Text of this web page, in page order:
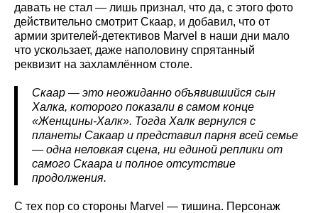
давать не стал — лишь признал, что да, с этого фото
действительно смотрит Скаар, и добавил, что от
армии зрителей-детективов Marvel в наши дни мало
что ускользает, даже наполовину спрятанный
реквизит на захламлённом столе.
Скаар — это неожиданно объявившийся сын
Халка, которого показали в самом конце
«Женщины-Халк». Тогда Халк вернулся с
планеты Сакаар и представил парня всей семье
— одна неловкая сцена, ни единой реплики от
самого Скаара и полное отсутствие
продолжения.
С тех пор со стороны Marvel — тишина. Персонаж